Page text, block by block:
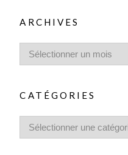
ARCHIVES
CATÉGORIES